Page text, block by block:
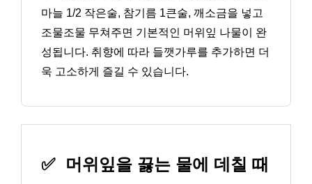
마늘 1/2 작은술, 참기름 1큰술, 깨소금을 넣고
조물조물 무쳐주면 기본적인 머위잎 나물이 완
성됩니다. 취향에 따라 들깻가루를 추가하면 더
욱 고소하게 즐길 수 있습니다.
✅
머위잎을 끓는 물에 데칠 때